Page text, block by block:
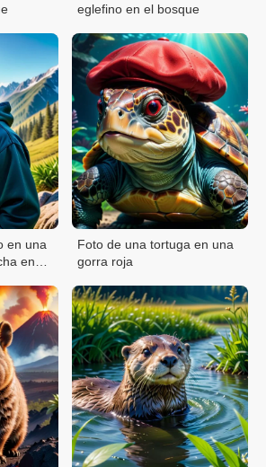
eglefino en el bosque
en una
en
Foto de una tortuga en una
gorra roja